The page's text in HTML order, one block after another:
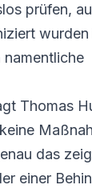
prüfen,
Thomas
das
einer